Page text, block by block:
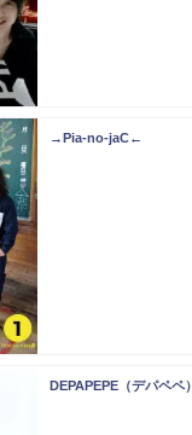
→Pia-no-jaC←
DEPAPEPE（デパペペ）